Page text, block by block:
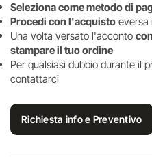
Seleziona come metodo di
Procedi con l'acquisto eversa
Una volta versato l'acconto
stampare il tuo ordine
Per qualsiasi dubbio durante il
contattarci
Richiesta info e Preventivo